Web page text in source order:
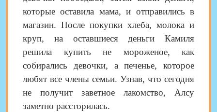
которые оставила мама, и отправились в
магазин. После покупки хлеба, молока и
круп, на оставшиеся деньги Камиля
решила купить не мороженое, как
собирались девочки, а печенье, которое
любят все члены семьи. Узнав, что сегодня
не получит заветное лакомство, Алсу
заметно рассторилась.